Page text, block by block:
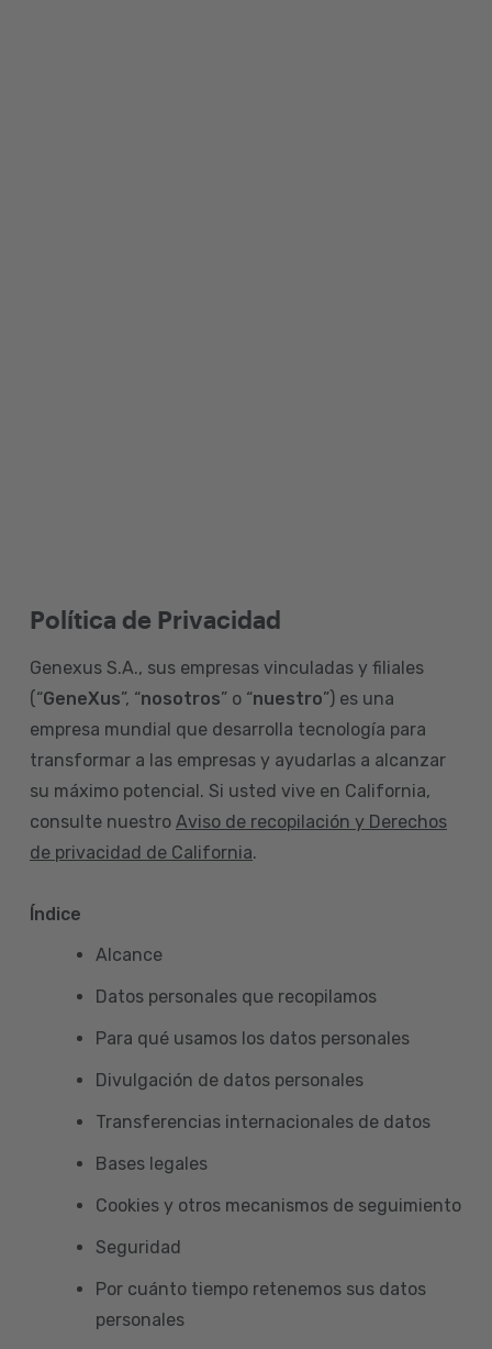
Política de Privacidad
Genexus S.A., sus empresas vinculadas y filiales
(“GeneXus”, “nosotros” o “nuestro”) es una
empresa mundial que desarrolla tecnología para
transformar a las empresas y ayudarlas a alcanzar
su máximo potencial. Si usted vive en California,
consulte nuestro Aviso de recopilación y Derechos
de privacidad de California.
Índice
Alcance
Datos personales que recopilamos
Para qué usamos los datos personales
Divulgación de datos personales
Transferencias internacionales de datos
Bases legales
Cookies y otros mecanismos de seguimiento
Seguridad
Por cuánto tiempo retenemos sus datos
personales